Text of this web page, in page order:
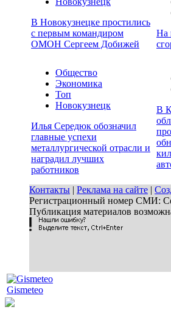
В Новокузнецке простились
с первым командиром
ОМОН Сергеем Добижей
На
Общество
Экономика
Топ
Новокузнецк
Илья Середюк обозначил
главные успехи
металлургической отрасли и
наградил лучших
работников
В
Контакты | Реклама на сайте |
Регистрационный номер СМИ:
Публикация материалов
Gismeteo